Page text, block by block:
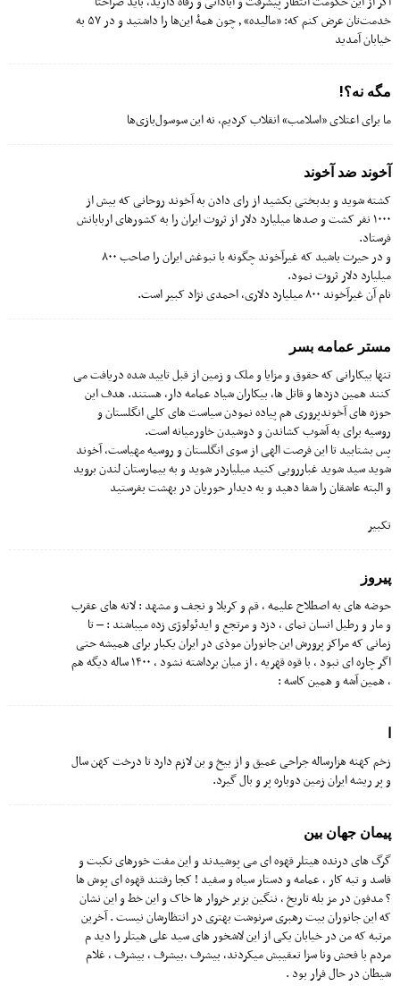
خدمت‌تان عرض کنم که: «مالیده» ٫ چون همۀ این‌ها را داشتید و در ۵٧ به
خیابان آمدید
مگه نه؟!
ما برای اعتلای «اسلامب» انقلاب کردیم، نه این سوسول‌بازی‌ها
آخوند ضد آخوند
کشته شوید و بدبختی بکشید از رای دادن به آخوند روحانی که بیش از
۱۰۰۰ نفر کشت و صدها میلیارد دلار از ثروت ایران را به کشورهای اربابانش
فرستاد.
و در حیرت باشید که غیرآخوند چگونه با نبوغش ایران را صاحب ۸۰۰
میلیارد دلار ثروت نمود.
نام آن غیرآخوند ۸۰۰ میلیارد دلاری، احمدی نژاد کبیر است.
مستر عمامه بسر
تنها بیکارانی که حقوق و مزایا و ملک و زمین از قبل تایید شده دریافت می
کنند همین دزدها و قاتل ها، بیکاران شیاد عمامه دار، هستند. هدف این
حوزه های آخوندپروری هم پیاده نمودن سیاست های کلی انگلستان و
روسیه برای به آشوب کشاندن و دوشیدن خاورمیانه است.
پس بشتابید تا این فرصت الهی از سوی انگلستان و روسیه مهیاست، آخوند
شوید سید شوید غبارروبی کنید میلیاردر شوید و به بیمارستان لندن بروید
و البته عاشقان را شفا دهید و به دیدار حوریان در بهشت بفرستید
تکبیر
پیروز
حوضه های به اصطلاح علیمه ، قم و کربلا و نجف و مشهد : لانه های عقرب
و مار و رطیل انسان نمای ، دزد و مرتجع و ایدئولوژی زده میباشند : – تا
زمانی که مراکز پرورش این جانوران موذی در ایران یکبار برای همیشه حتی
اگر چاره ای نبود ، با قوه قهریه ، از میان برداشته نشود ، ۱۴۰۰ ساله دیگه هم
، همین آشه و همین کاسه :
ا
زخم کهنه هزارساله جراحی عمیق و از بیخ و بن لازم دارد تا درخت کهن سال
و پر ریشه ایران زمین دوباره پر و بال گیرد.
پیمان جهان بین
گرگ های درنده هیتلر قهوه ای می پوشیدند و این مفت خورهای نکبت و
فاسد و تبه کار , عمامه و دستار سیاه و سفید ! کجا رفتند قهوه ای پوش ها
؟ مدفون در مز بله تاریخ , ننگین بزیر خروار ها خاک و این خط و این نشان
که این جانوران بیت رهبری سرنوشت بهتری در انتظارشان نیست . آخرین
مرتبه که من در خیابان یکی از این لاشخور های سید علی هیتلر را دید م
مردم با فحش ونا سزا تعقیبش میکردند, بیشرف ,بیشرف , بیشرف , غلام
شیطان در حال فرار بود .